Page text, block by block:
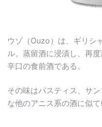
ウゾ（Ouzo）は、ギリシ
ル。蒸留酒に浸漬し、再
辛口の食前酒である。
その味はパスティス、サ
な他のアニス系の酒に似て